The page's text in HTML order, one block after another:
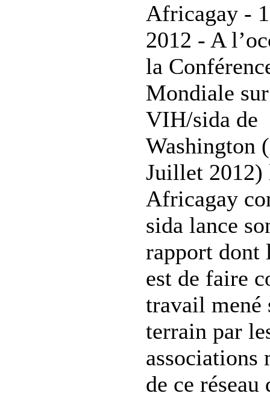
Africagay -
2012 - A
la
Mondiale
VIH/sida de
Washington
Juillet 2012)
Africagay
sida lance
rapport dont
est de faire
travail mené
terrain par
associations
de ce réseau